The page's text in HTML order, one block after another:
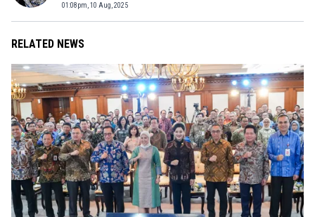
01:08pm, 10 Aug, 2025
RELATED NEWS